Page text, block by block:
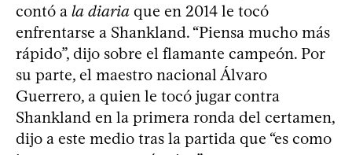
contó a la diaria que en 2014 le tocó
enfrentarse a Shankland. “Piensa mucho más
rápido”, dijo sobre el flamante campeón. Por
su parte, el maestro nacional Álvaro
Guerrero, a quien le tocó jugar contra
Shankland en la primera ronda del certamen,
dijo a este medio tras la partida que “es como